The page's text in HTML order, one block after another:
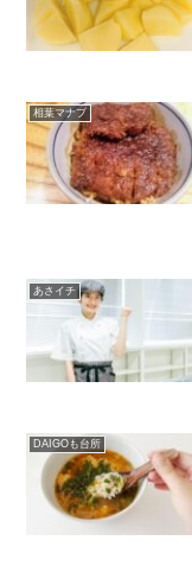
相葉マナブ
あさイチ
DAIGOも台所